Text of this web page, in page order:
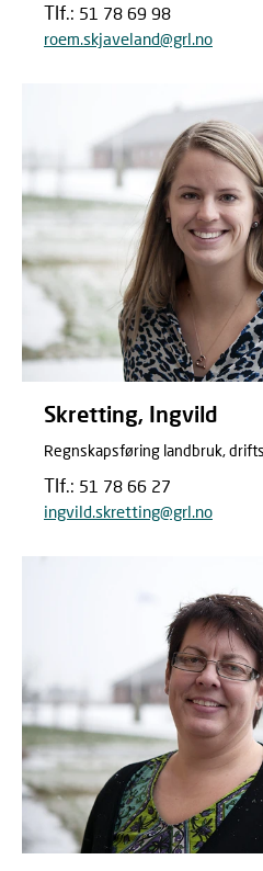
Tlf.: 51 78 69 98
roem.skjaveland@grl.no
Skretting, Ingvild
Regnskapsføring landbruk,
Tlf.: 51 78 66 27
ingvild.skretting@grl.no